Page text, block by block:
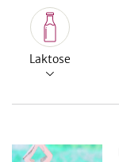
Laktose